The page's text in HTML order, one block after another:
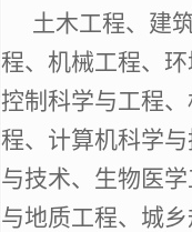
土木工程、建
程、机械工程、环
控制科学与工程
程、计算机科学
与技术、生物医
与地质工程、城